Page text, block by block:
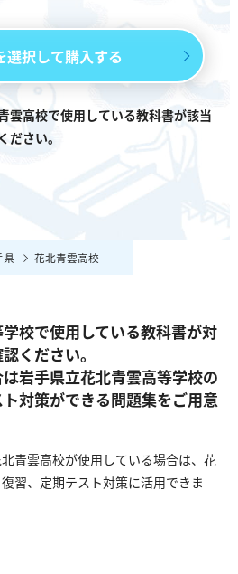
選択して購入する
雲高校で使用している教科書が該当
ださい。
県 花北青雲高校
校で使用している教科書が対
ください。
岩手県立花北青雲高等学校の
対策ができる問題集をご用意
青雲高校が使用している場合は、 花
習、定期テスト対策に活用できま